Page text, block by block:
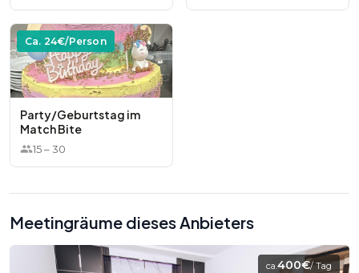
Ca. 24€/Person
Party/Geburtstag im
Match Bite
15–30
Meetingräume dieses Anbieters
ca. 400€/ Tag